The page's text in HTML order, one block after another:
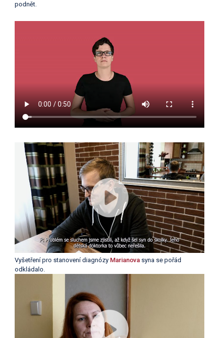
podnět.
Vyšetření pro stanovení diagnózy Marianova syna se pořád
odkládalo.